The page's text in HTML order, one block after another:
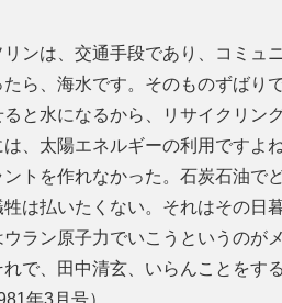
ンは、交通手段であり、コミュ
ら、海水です。そのものずばり
と水になるから、リサイクリン
、太陽エネルギーの利用ですよ
トを作れなかった。石炭石油で
は払いたくない。それはその日
ラン原子力でいこうというのが
で、田中清玄、いらんことをす
年3月号）